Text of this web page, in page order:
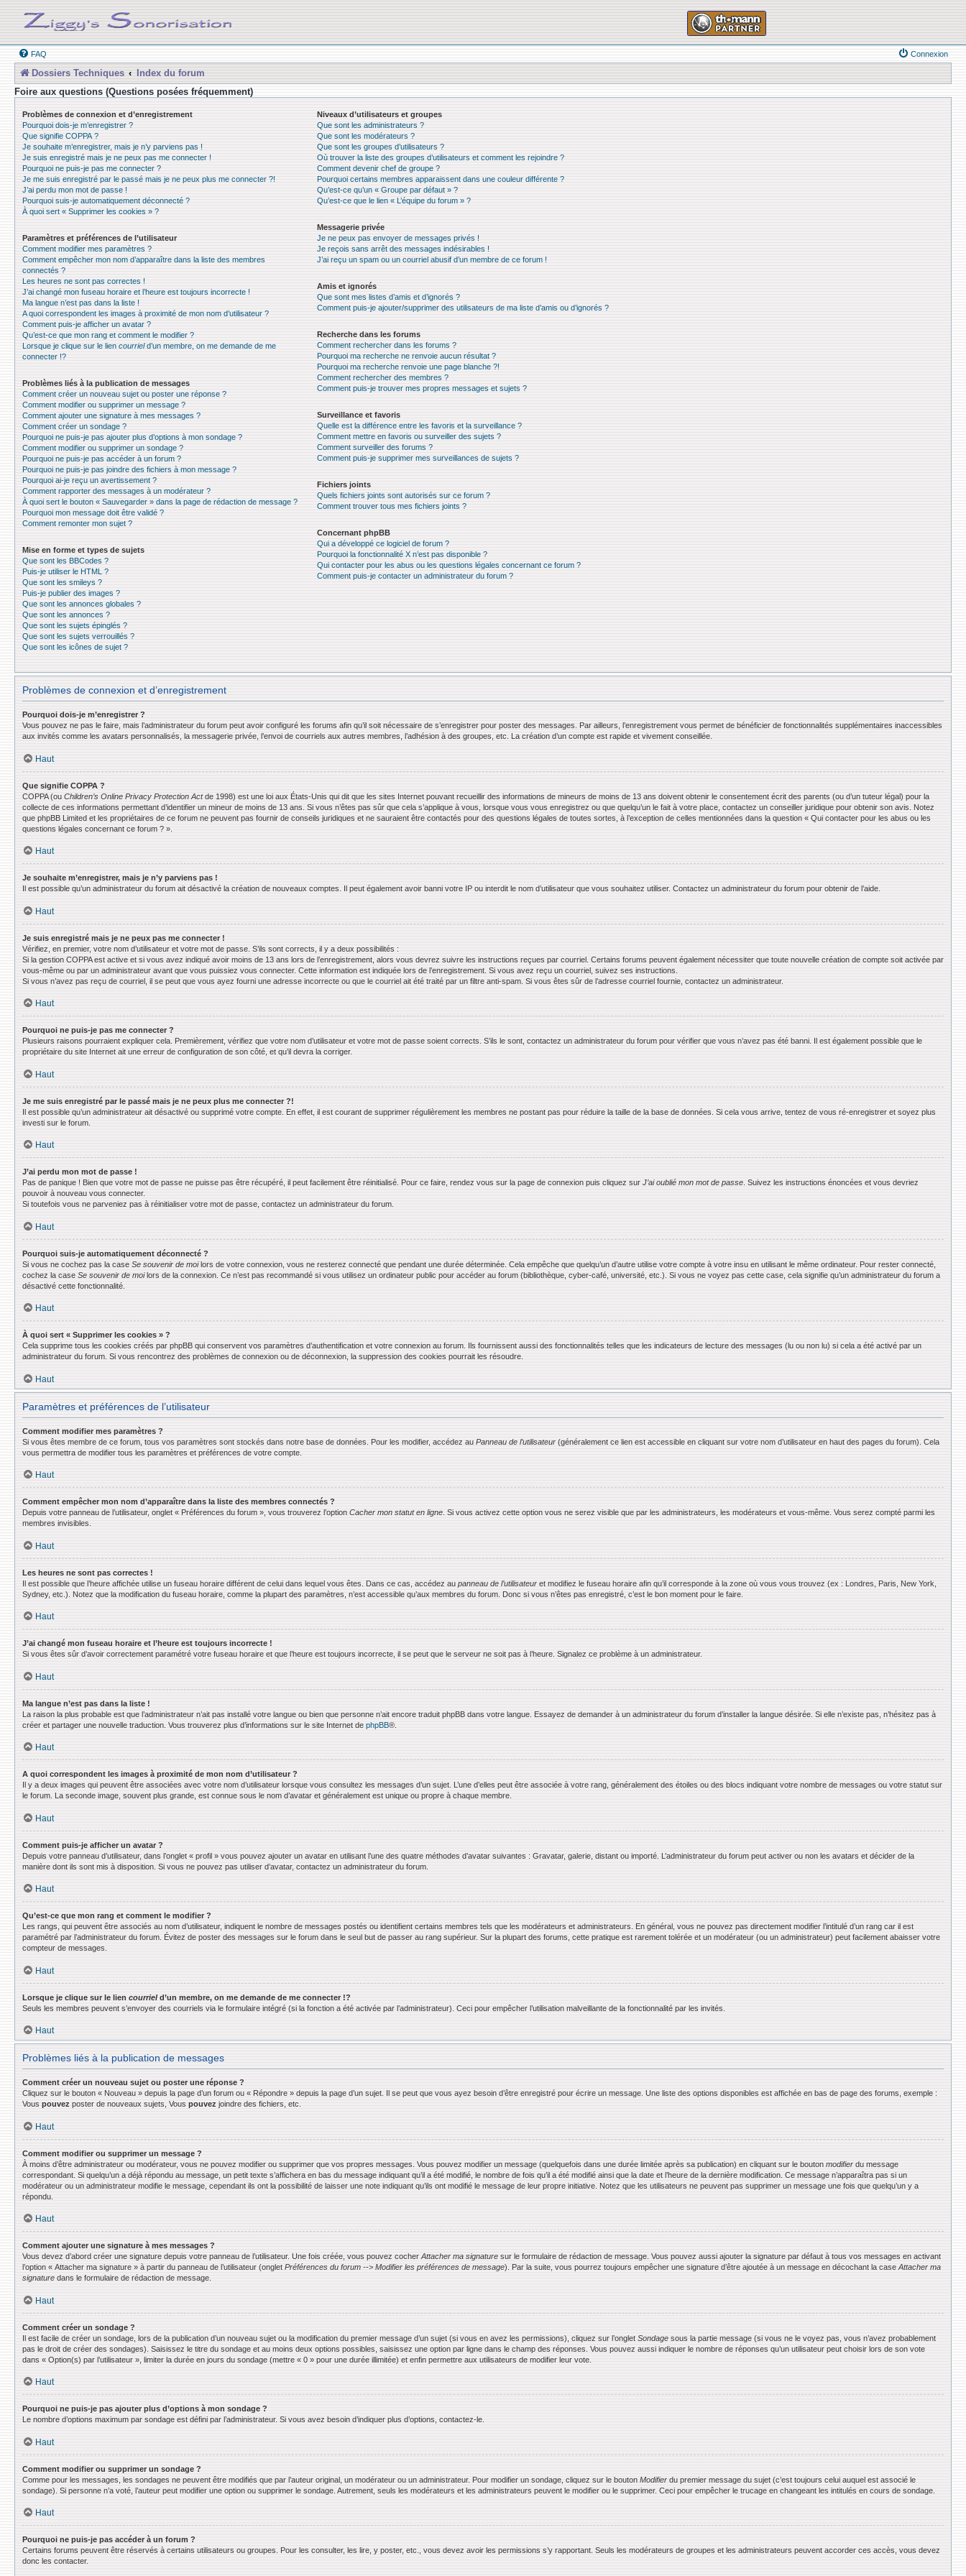
FAQ Connexion
Dossiers Techniques
Index du forum
Foire aux questions (Questions posées fréquemment)
Problèmes de connexion et d’enregistrement
Pourquoi dois-je m’enregistrer ?
Que signifie COPPA ?
Je souhaite m’enregistrer, mais je n’y parviens pas !
Je suis enregistré mais je ne peux pas me connecter !
Pourquoi ne puis-je pas me connecter ?
Je me suis enregistré par le passé mais je ne peux plus me connecter ?!
J’ai perdu mon mot de passe !
Pourquoi suis-je automatiquement déconnecté ?
À quoi sert « Supprimer les cookies » ?
Paramètres et préférences de l’utilisateur
Comment modifier mes paramètres ?
Comment empêcher mon nom d’apparaître dans la liste des membres
connectés ?
Les heures ne sont pas correctes !
J’ai changé mon fuseau horaire et l’heure est toujours incorrecte !
Ma langue n’est pas dans la liste !
A quoi correspondent les images à proximité de mon nom d’utilisateur ?
Comment puis-je afficher un avatar ?
Qu’est-ce que mon rang et comment le modifier ?
Lorsque je clique sur le lien courrield’un membre, on me demande de me
connecter !?
Problèmes liés à la publication de messages
Comment créer un nouveau sujet ou poster une réponse ?
Comment modifier ou supprimer un message ?
Comment ajouter une signature à mes messages ?
Comment créer un sondage ?
Pourquoi ne puis-je pas ajouter plus d’options à mon sondage ?
Comment modifier ou supprimer un sondage ?
Pourquoi ne puis-je pas accéder à un forum ?
Pourquoi ne puis-je pas joindre des fichiers à mon message ?
Pourquoi ai-je reçu un avertissement ?
Comment rapporter des messages à un modérateur ?
À quoi sert le bouton « Sauvegarder » dans la page de rédaction de message ?
Pourquoi mon message doit être validé ?
Comment remonter mon sujet ?
Mise en forme et types de sujets
Que sont les BBCodes ?
Puis-je utiliser le HTML ?
Que sont les smileys ?
Puis-je publier des images ?
Que sont les annonces globales ?
Que sont les annonces ?
Que sont les sujets épinglés ?
Que sont les sujets verrouillés ?
Que sont les icônes de sujet ?
Niveaux d’utilisateurs et groupes
Que sont les administrateurs ?
Que sont les modérateurs ?
Que sont les groupes d’utilisateurs ?
Où trouver la liste des groupes d’utilisateurs et comment les rejoindre ?
Comment devenir chef de groupe ?
Pourquoi certains membres apparaissent dans une couleur différente ?
Qu’est-ce qu’un « Groupe par défaut » ?
Qu’est-ce que le lien « L’équipe du forum » ?
Messagerie privée
Je ne peux pas envoyer de messages privés !
Je reçois sans arrêt des messages indésirables !
J’ai reçu un spam ou un courriel abusif d’un membre de ce forum !
Amis et ignorés
Que sont mes listes d’amis et d’ignorés ?
Comment puis-je ajouter/supprimer des utilisateurs de ma liste d’amis ou d’ignorés ?
Recherche dans les forums
Comment rechercher dans les forums ?
Pourquoi ma recherche ne renvoie aucun résultat ?
Pourquoi ma recherche renvoie une page blanche ?!
Comment rechercher des membres ?
Comment puis-je trouver mes propres messages et sujets ?
Surveillance et favoris
Quelle est la différence entre les favoris et la surveillance ?
Comment mettre en favoris ou surveiller des sujets ?
Comment surveiller des forums ?
Comment puis-je supprimer mes surveillances de sujets ?
Fichiers joints
Quels fichiers joints sont autorisés sur ce forum ?
Comment trouver tous mes fichiers joints ?
Concernant phpBB
Qui a développé ce logiciel de forum ?
Pourquoi la fonctionnalité X n’est pas disponible ?
Qui contacter pour les abus ou les questions légales concernant ce forum ?
Comment puis-je contacter un administrateur du forum ?
Problèmes de connexion et d’enregistrement
Pourquoi dois-je m’enregistrer ?
Vous pouvez ne pas le faire, mais l’administrateur du forum peut avoir configuré les forums afin qu’il soit nécessaire de s’enregistrer pour poster des messages. Par ailleurs, l’enregistrement vous permet de bénéficier de fonctionnalités supplémentaires inaccessibles
aux invités comme les avatars personnalisés, la messagerie privée, l’envoi de courriels aux autres membres, l’adhésion à des groupes, etc. La création d’un compte est rapide et vivement conseillée.
Haut
Que signifie COPPA ?
COPPA (ou Children’s Online Privacy Protection Actde 1998) est une loi aux États-Unis qui dit que les sites Internet pouvant recueillir des informations de mineurs de moins de 13 ans doivent obtenir le consentement écrit des parents (ou d’un tuteur légal) pour la
collecte de ces informations permettant d’identifier un mineur de moins de 13 ans. Si vous n’êtes pas sûr que cela s’applique à vous, lorsque vous vous enregistrez ou que quelqu’un le fait à votre place, contactez un conseiller juridique pour obtenir son avis. Notez
que phpBB Limited et les propriétaires de ce forum ne peuvent pas fournir de conseils juridiques et ne sauraient être contactés pour des questions légales de toutes sortes, à l’exception de celles mentionnées dans la question « Qui contacter pour les abus ou les
questions légales concernant ce forum ? ».
Haut
Je souhaite m’enregistrer, mais je n’y parviens pas !
Il est possible qu’un administrateur du forum ait désactivé la création de nouveaux comptes. Il peut également avoir banni votre IP ou interdit le nom d’utilisateur que vous souhaitez utiliser. Contactez un administrateur du forum pour obtenir de l’aide.
Haut
Je suis enregistré mais je ne peux pas me connecter !
Vérifiez, en premier, votre nom d’utilisateur et votre mot de passe. S’ils sont corrects, il y a deux possibilités :
Si la gestion COPPA est active et si vous avez indiqué avoir moins de 13 ans lors de l’enregistrement, alors vous devrez suivre les instructions reçues par courriel. Certains forums peuvent également nécessiter que toute nouvelle création de compte soit activée par
vous-même ou par un administrateur avant que vous puissiez vous connecter. Cette information est indiquée lors de l’enregistrement. Si vous avez reçu un courriel, suivez ses instructions.
Si vous n’avez pas reçu de courriel, il se peut que vous ayez fourni une adresse incorrecte ou que le courriel ait été traité par un filtre anti-spam. Si vous êtes sûr de l’adresse courriel fournie, contactez un administrateur.
Haut
Pourquoi ne puis-je pas me connecter ?
Plusieurs raisons pourraient expliquer cela. Premièrement, vérifiez que votre nom d’utilisateur et votre mot de passe soient corrects. S’ils le sont, contactez un administrateur du forum pour vérifier que vous n’avez pas été banni. Il est également possible que le
propriétaire du site Internet ait une erreur de configuration de son côté, et qu’il devra la corriger.
Haut
Je me suis enregistré par le passé mais je ne peux plus me connecter ?!
Il est possible qu’un administrateur ait désactivé ou supprimé votre compte. En effet, il est courant de supprimer régulièrement les membres ne postant pas pour réduire la taille de la base de données. Si cela vous arrive, tentez de vous ré-enregistrer et soyez plus
investi sur le forum.
Haut
J’ai perdu mon mot de passe !
Pas de panique ! Bien que votre mot de passe ne puisse pas être récupéré, il peut facilement être réinitialisé. Pour ce faire, rendez vous sur la page de connexion puis cliquez sur J’ai oublié mon mot de passe . Suivez les instructions énoncées et vous devriez
pouvoir à nouveau vous connecter.
Si toutefois vous ne parveniez pas à réinitialiser votre mot de passe, contactez un administrateur du forum.
Haut
Pourquoi suis-je automatiquement déconnecté ?
Si vous ne cochez pas la case Se souvenir de moilors de votre connexion, vous ne resterez connecté que pendant une durée déterminée. Cela empêche que quelqu’un d’autre utilise votre compte à votre insu en utilisant le même ordinateur. Pour rester connecté,
cochez la case Se souvenir de moilors de la connexion. Ce n’est pas recommandé si vous utilisez un ordinateur public pour accéder au forum (bibliothèque, cyber-café, université, etc.). Si vous ne voyez pas cette case, cela signifie qu’un administrateur du forum a
désactivé cette fonctionnalité.
Haut
À quoi sert « Supprimer les cookies » ?
Cela supprime tous les cookies créés par phpBB qui conservent vos paramètres d’authentification et votre connexion au forum. Ils fournissent aussi des fonctionnalités telles que les indicateurs de lecture des messages (lu ou non lu) si cela a été activé par un
administrateur du forum. Si vous rencontrez des problèmes de connexion ou de déconnexion, la suppression des cookies pourrait les résoudre.
Haut
Paramètres et préférences de l’utilisateur
Comment modifier mes paramètres ?
Si vous êtes membre de ce forum, tous vos paramètres sont stockés dans notre base de données. Pour les modifier, accédez au Panneau de l’utilisateur (généralement ce lien est accessible en cliquant sur votre nom d’utilisateur en haut des pages du forum). Cela
vous permettra de modifier tous les paramètres et préférences de votre compte.
Haut
Comment empêcher mon nom d’apparaître dans la liste des membres connectés ?
Depuis votre panneau de l’utilisateur, onglet « Préférences du forum », vous trouverez l’option Cacher mon statut en ligne . Si vous activez cette option vous ne serez visible que par les administrateurs, les modérateurs et vous-même. Vous serez compté parmi les
membres invisibles.
Haut
Les heures ne sont pas correctes !
Il est possible que l’heure affichée utilise un fuseau horaire différent de celui dans lequel vous êtes. Dans ce cas, accédez au panneau de l’utilisateur et modifiez le fuseau horaire afin qu’il corresponde à la zone où vous vous trouvez (ex : Londres, Paris, New York,
Sydney, etc.). Notez que la modification du fuseau horaire, comme la plupart des paramètres, n’est accessible qu’aux membres du forum. Donc si vous n’êtes pas enregistré, c’est le bon moment pour le faire.
Haut
J’ai changé mon fuseau horaire et l’heure est toujours incorrecte !
Si vous êtes sûr d’avoir correctement paramétré votre fuseau horaire et que l’heure est toujours incorrecte, il se peut que le serveur ne soit pas à l’heure. Signalez ce problème à un administrateur.
Haut
Ma langue n’est pas dans la liste !
La raison la plus probable est que l’administrateur n’ait pas installé votre langue ou bien que personne n’ait encore traduit phpBB dans votre langue. Essayez de demander à un administrateur du forum d’installer la langue désirée. Si elle n’existe pas, n’hésitez pas à
créer et partager une nouvelle traduction. Vous trouverez plus d’informations sur le site Internet de phpBB®.
Haut
A quoi correspondent les images à proximité de mon nom d’utilisateur ?
Il y a deux images qui peuvent être associées avec votre nom d’utilisateur lorsque vous consultez les messages d’un sujet. L’une d’elles peut être associée à votre rang, généralement des étoiles ou des blocs indiquant votre nombre de messages ou votre statut sur
le forum. La seconde image, souvent plus grande, est connue sous le nom d’avatar et généralement est unique ou propre à chaque membre.
Haut
Comment puis-je afficher un avatar ?
Depuis votre panneau d’utilisateur, dans l’onglet « profil » vous pouvez ajouter un avatar en utilisant l’une des quatre méthodes d’avatar suivantes : Gravatar, galerie, distant ou importé. L’administrateur du forum peut activer ou non les avatars et décider de la
manière dont ils sont mis à disposition. Si vous ne pouvez pas utiliser d’avatar, contactez un administrateur du forum.
Haut
Qu’est-ce que mon rang et comment le modifier ?
Les rangs, qui peuvent être associés au nom d’utilisateur, indiquent le nombre de messages postés ou identifient certains membres tels que les modérateurs et administrateurs. En général, vous ne pouvez pas directement modifier l’intitulé d’un rang car il est
paramétré par l’administrateur du forum. Évitez de poster des messages sur le forum dans le seul but de passer au rang supérieur. Sur la plupart des forums, cette pratique est rarement tolérée et un modérateur (ou un administrateur) peut facilement abaisser votre
compteur de messages.
Haut
Lorsque je clique sur le lien courrield’un membre, on me demande de me connecter !?
Seuls les membres peuvent s’envoyer des courriels via le formulaire intégré (si la fonction a été activée par l’administrateur). Ceci pour empêcher l’utilisation malveillante de la fonctionnalité par les invités.
Haut
Problèmes liés à la publication de messages
Comment créer un nouveau sujet ou poster une réponse ?
Cliquez sur le bouton « Nouveau » depuis la page d’un forum ou « Répondre » depuis la page d’un sujet. Il se peut que vous ayez besoin d’être enregistré pour écrire un message. Une liste des options disponibles est affichée en bas de page des forums, exemple :
Vous pouvez poster de nouveaux sujets, Vous pouvez joindre des fichiers, etc.
Haut
Comment modifier ou supprimer un message ?
À moins d’être administrateur ou modérateur, vous ne pouvez modifier ou supprimer que vos propres messages. Vous pouvez modifier un message (quelquefois dans une durée limitée après sa publication) en cliquant sur le bouton modifier du message
correspondant. Si quelqu’un a déjà répondu au message, un petit texte s’affichera en bas du message indiquant qu’il a été modifié, le nombre de fois qu’il a été modifié ainsi que la date et l’heure de la dernière modification. Ce message n’apparaîtra pas si un
modérateur ou un administrateur modifie le message, cependant ils ont la possibilité de laisser une note indiquant qu’ils ont modifié le message de leur propre initiative. Notez que les utilisateurs ne peuvent pas supprimer un message une fois que quelqu’un y a
répondu.
Haut
Comment ajouter une signature à mes messages ?
Vous devez d’abord créer une signature depuis votre panneau de l’utilisateur. Une fois créée, vous pouvez cocher Attacher ma signature sur le formulaire de rédaction de message. Vous pouvez aussi ajouter la signature par défaut à tous vos messages en activant
l’option « Attacher ma signature » à partir du panneau de l’utilisateur (onglet Préférences du forum --> Modifier les préférences de message). Par la suite, vous pourrez toujours empêcher une signature d’être ajoutée à un message en décochant la case Attacher ma
signature dans le formulaire de rédaction de message.
Haut
Comment créer un sondage ?
Il est facile de créer un sondage, lors de la publication d’un nouveau sujet ou la modification du premier message d’un sujet (si vous en avez les permissions), cliquez sur l’onglet Sondage sous la partie message (si vous ne le voyez pas, vous n’avez probablement
pas le droit de créer des sondages). Saisissez le titre du sondage et au moins deux options possibles, saisissez une option par ligne dans le champ des réponses. Vous pouvez aussi indiquer le nombre de réponses qu’un utilisateur peut choisir lors de son vote
dans « Option(s) par l’utilisateur », limiter la durée en jours du sondage (mettre « 0 » pour une durée illimitée) et enfin permettre aux utilisateurs de modifier leur vote.
Haut
Pourquoi ne puis-je pas ajouter plus d’options à mon sondage ?
Le nombre d’options maximum par sondage est défini par l’administrateur. Si vous avez besoin d’indiquer plus d’options, contactez-le.
Haut
Comment modifier ou supprimer un sondage ?
Comme pour les messages, les sondages ne peuvent être modifiés que par l’auteur original, un modérateur ou un administrateur. Pour modifier un sondage, cliquez sur le bouton Modifier du premier message du sujet (c’est toujours celui auquel est associé le
sondage). Si personne n’a voté, l’auteur peut modifier une option ou supprimer le sondage. Autrement, seuls les modérateurs et les administrateurs peuvent le modifier ou le supprimer. Ceci pour empêcher le trucage en changeant les intitulés en cours de sondage.
Haut
Pourquoi ne puis-je pas accéder à un forum ?
Certains forums peuvent être réservés à certains utilisateurs ou groupes. Pour les consulter, les lire, y poster, etc., vous devez avoir les permissions s’y rapportant. Seuls les modérateurs de groupes et les administrateurs peuvent accorder ces accès, vous devez
donc les contacter.